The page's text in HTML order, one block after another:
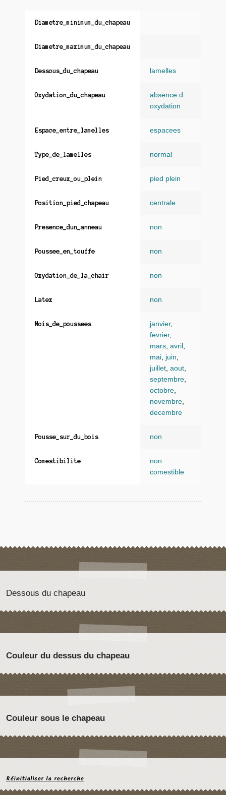
Diametre_minimum_du_chapeau
Diametre_maximum_du_chapeau
Dessous_du_chapeau lamelles
Oxydation_du_chapeau
absence d
oxydation
Espace_entre_lamelles espacees
Type_de_lamelles normal
Pied_creux_ou_plein pied plein
Position_pied_chapeau centrale
Presence_dun_anneau non
Poussee_en_touffe non
Oxydation_de_la_chair non
Latex non
Mois_de_poussees janvier,
fevrier,
mars, avril ,
mai, juin,
juillet, aout,
septembre,
octobre,
novembre,
decembre
Pousse_sur_du_bois non
Comestibilite
non
comestible
Dessous du chapeau
Couleur du dessus du chapeau
Couleur sous le chapeau
Réinitialiser la recherche